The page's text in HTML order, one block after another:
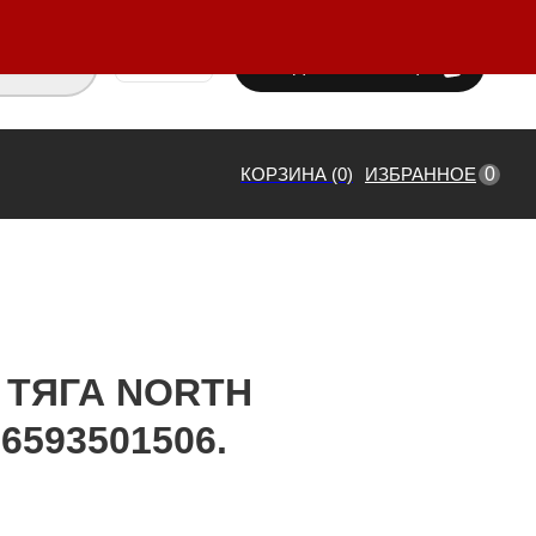
КОРЗИНА (0) ИЗБРАННОЕ 0
NORTH